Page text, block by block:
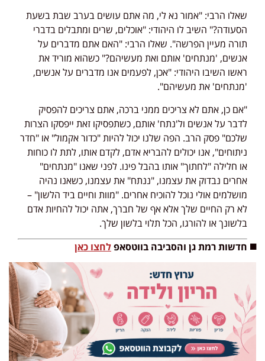
שאלו הרבי: "אמור נא לי, מה אתם עושים בערב שבת בשעת
הסעודה?" השיב לו היהודי: "אוכלים, שרים ומתבלים בדברי
תורה מעיין הפרשה". שאלו הרבי: "האם אתם מדברים על
אנשים, 'מנתחים' אותם ואת מעשיהם?" כשהוא מוריד את
ראשו השיבו היהודי: "אכן, לפעמים אנו מדברים על אנשים,
'מנתחים' את מעשיהם".
"אם כן, אתם לא צריכים ממני ברכה, אתם צריכים להפסיק
לדבר על אנשים ול'נתח' אותם, כשתפסיקו זאת ייפסקו הצרות
שלכם" פסק הרב. הפה שלנו יכול להיות "כדור אקמול" או "חדר
ניתוחים", אנו יכולים להבריא אדם, לקדם אותו, לתת לו כוחות
או חלילה "לחתוך" אותו בהבל פינו. לפני שאנו "מנתחים"
אחרים נבדוק את עצמנו, "ננתח" את עצמנו, כשאנו נהיה
מושלמים אולי נוכל להוכיח אחרים. "מוות וחיים ביד הלשון" –
לא רק החיים שלך אלא אף של חברך, אתה יכול להחיות אדם
בלשונך או להורגו, הכל תלוי בלשון שלך.
◼️ חדשות רמת גן והסביבה בווטסאפלחצו כאן